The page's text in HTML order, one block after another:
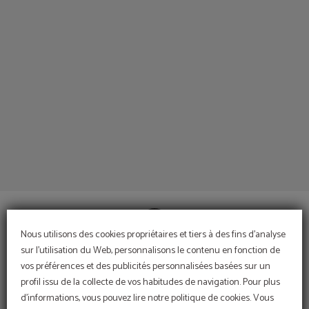
Nous utilisons des cookies propriétaires et tiers à des fins d'analyse
sur l'utilisation du Web, personnalisons le contenu en fonction de
vos préférences et des publicités personnalisées basées sur un
profil issu de la collecte de vos habitudes de navigation. Pour plus
d'informations, vous pouvez lire notre politique de cookies. Vous
CONTACT